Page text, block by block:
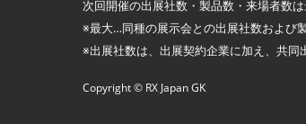
次回開催の出展社数・製品数・来場者数
※最大…同種の展示会との出展社数および
※出展社数は、出展契約企業に加え、共同
Copyright © RX Japan GK